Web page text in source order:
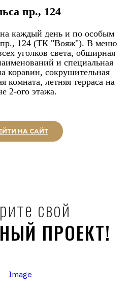
пр., 124
каждый день и по особым
пр., 124 (ТК "Вояж"). В меню
уголков света, обширная
и специальная
коравин, сокрушительная
комната, летняя терраса на
2-ого этажа.
НА САЙТ
свой
ПРОЕКТ!